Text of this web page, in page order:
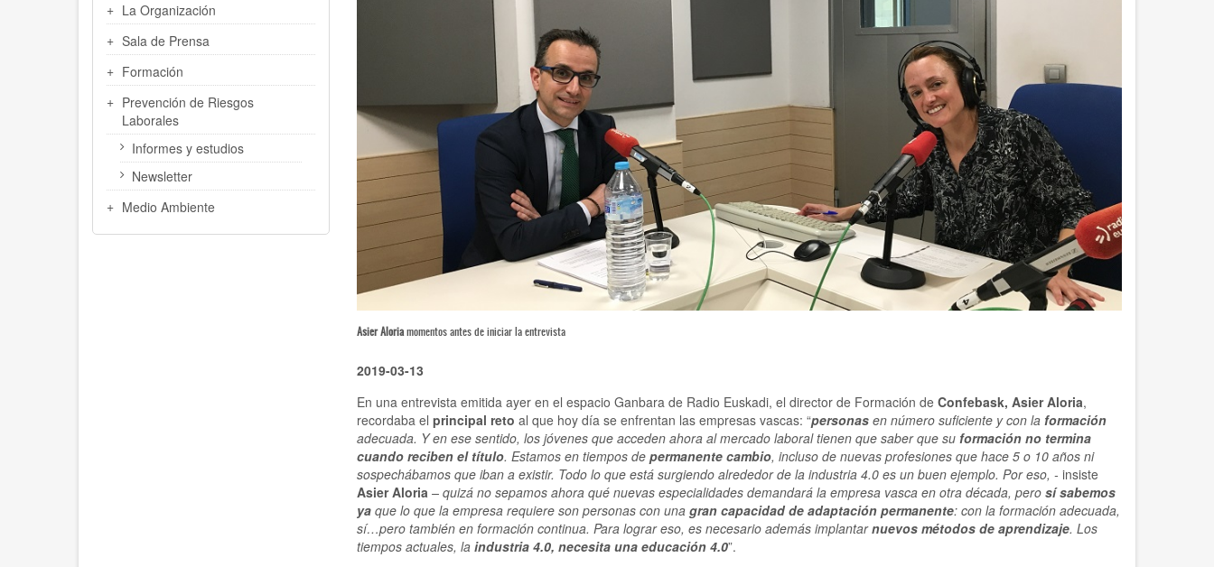
LATERAL
La Organización
Sala de Prensa
Formación
Prevención de Riesgos
Laborales
Informes y estudios
Newsletter
Medio Ambiente
Asier Aloriamomentos antes de iniciar la entrevista
2019-03-13
En una entrevista emitida ayer en el espacio Ganbara de Radio Euskadi, el director de Formación de Confebask, Asier Aloria,
recordaba el principal reto al que hoy día se enfrentan las empresas vascas: “personasen número suficiente y con la formación
adecuada. Y en ese sentido, los jóvenes que acceden ahora al mercado laboral tienen que saber que su formación no termina
cuando reciben el título. Estamos en tiempos de permanente cambio, incluso de nuevas profesiones que hace 5 o 10 años ni
sospechábamos que iban a existir. Todo lo que está surgiendo alrededor de la industria 4.0 es un buen ejemplo. Por eso, - insiste
Asier Aloria – quizá no sepamos ahora qué nuevas especialidades demandará la empresa vasca en otra década, pero sí sabemos
yaque lo que la empresa requiere son personas con una gran capacidad de adaptación permanente: con la formación adecuada,
sí…pero también en formación continua. Para lograr eso, es necesario además implantarnuevos métodos de aprendizaje. Los
tiempos actuales, la industria 4.0, necesita una educación 4.0”.